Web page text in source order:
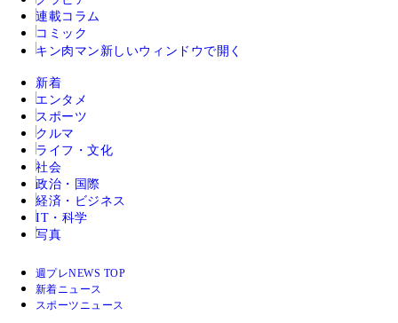
連載コラム
コミック
キン肉マン 新しいウィンドウで開く
新着
エンタメ
スポーツ
クルマ
ライフ・文化
社会
政治・国際
経済・ビジネス
IT・科学
写真
週プレNEWS TOP
新着ニュース
スポーツニュース